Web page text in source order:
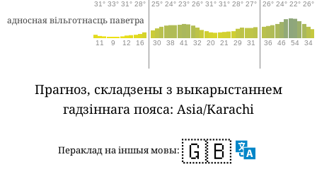
31° 33° 31° 28° 25° 24° 23° 26° 31° 31° 28° 27° 26° 24° 22° 26°
адносная вільготнасць паветра
11 9 12 16 30 38 41 32 20 21 29 31 36 46 54 34
Прагноз, складзены з выкарыстаннем
гадзіннага пояса: Asia/Karachi
Пераклад на іншыя мовы: 🇬🇧